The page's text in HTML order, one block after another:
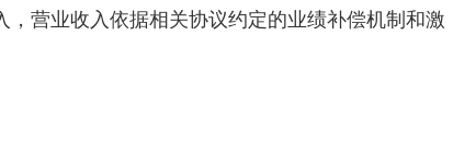
营业收入依据相关协议约定的业绩补偿机制和激